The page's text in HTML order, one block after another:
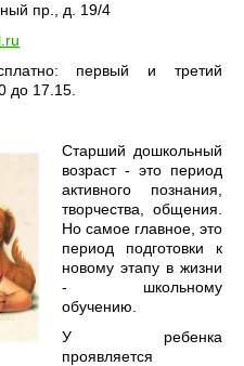
пр., д. 19/4
первый и третий
до 17.15.
Старший дошкольный
возраст - это период
активного познания,
творчества, общения.
Но самое главное, это
период подготовки к
новому этапу в жизни
- школьному
обучению.
У ребенка
проявляется